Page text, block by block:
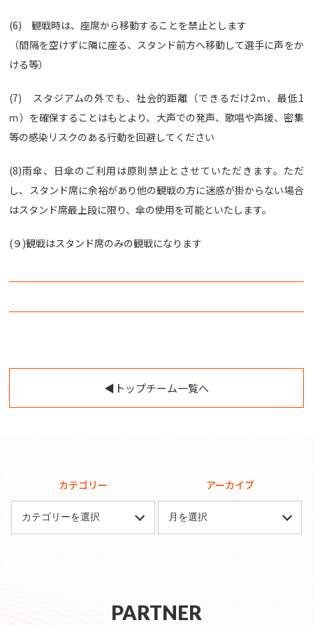
(6) 観戦時は、座席から移動することを禁止とします
（間隔を空けずに隣に座る、スタンド前方へ移動して選手に声をか
ける等）
(7) スタジアムの外でも、社会的距離（できるだけ2ｍ、最低1
ｍ）を確保することはもとより、大声での発声、歌唱や声援、密集
等の感染リスクのある行動を回避してください
(8)雨傘、日傘のご利用は原則禁止とさせていただきます。ただ
し、スタンド席に余裕があり他の観戦の方に迷惑が掛からない場合
はスタンド席最上段に限り、傘の使用を可能といたします。
(９)観戦はスタンド席のみの観戦になります
◀︎トップチーム一覧へ
カテゴリー アーカイブ
PARTNER